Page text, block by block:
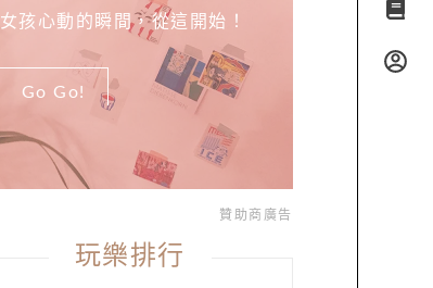
女孩心動的瞬間，從這開始！
Go Go!
贊助商廣告
玩樂排行